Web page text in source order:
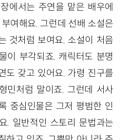
에서는 주연을 맡은 배우에
여해요. 그런데 선배 소설은
것처럼 보여요. 소설이 처음
이 부각되죠. 캐릭터도 분명
도 갖고 있어요. 가령 진구를
민처럼 말이죠. 그런데 서사
중심인물은 그저 평범한 인
. 일반적인 스토리 문법과는